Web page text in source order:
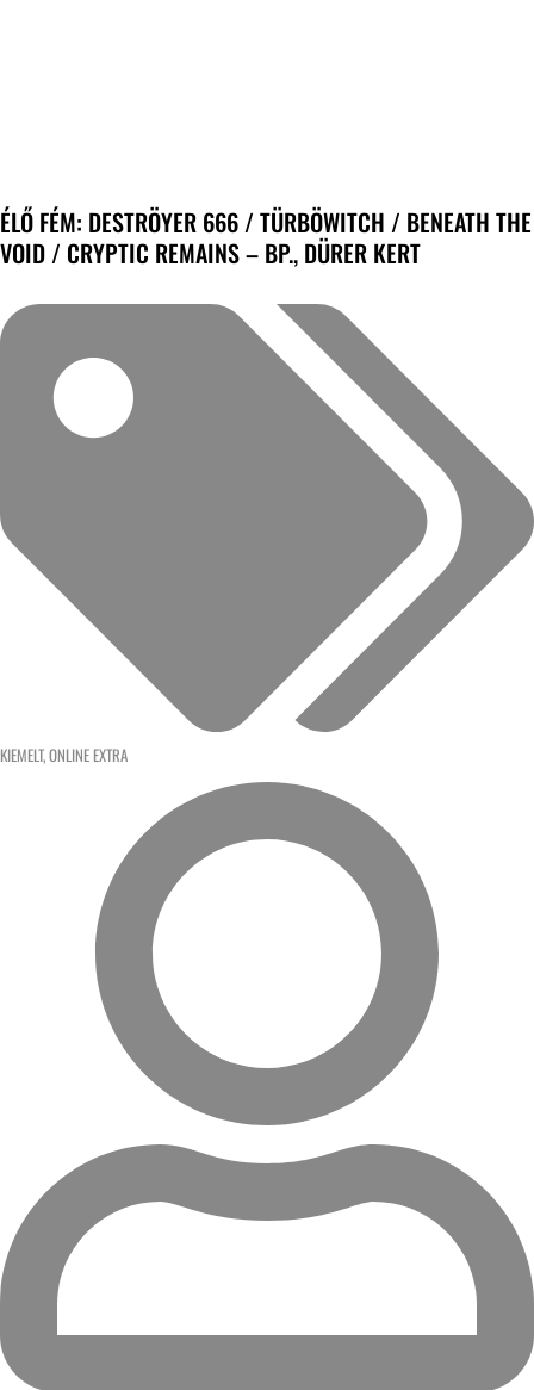
ÉLŐ FÉM: DESTRÖYER 666 / TÜRBÖWITCH / BENEATH THE
VOID / CRYPTIC REMAINS – BP., DÜRER KERT
KIEMELT,ONLINE EXTRA